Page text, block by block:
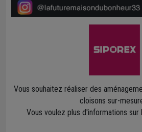
Vous souhaitez réaliser des
cloisons sur-
Vous voulez plus d'informations sur